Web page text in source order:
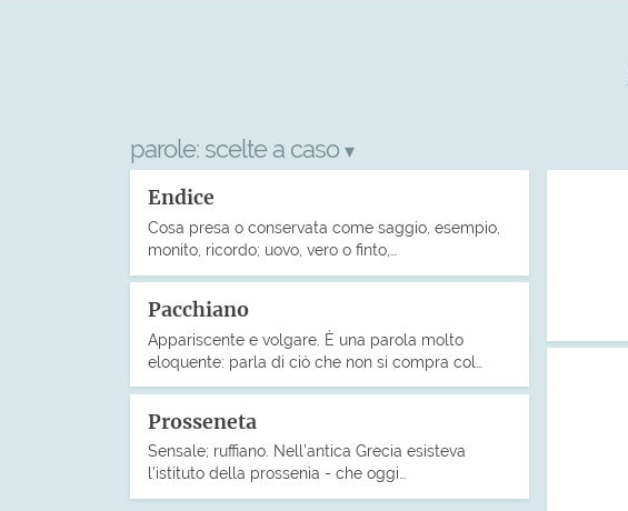
parole: scelte a caso ▾
Endice
Cosa presa o conservata come saggio, esempio,
monito, ricordo; uovo, vero o finto,…
Pacchiano
Appariscente e volgare. È una parola molto
eloquente: parla di ciò che non si compra col…
Prosseneta
Sensale; ruffiano. Nell’antica Grecia esisteva
l’istituto della prossenìa - che oggi…